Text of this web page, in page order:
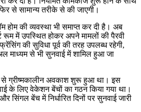
से सामान्य तरीके से की जाएगी।
होम की व्यवस्था भी समाप्त कर दी है। अब
रूम में उपस्थित होकर अपने मामलों की पैरवी
की सुविधा पूर्व की तरह उपलब्ध रहेगी,
माध्यम से भी सुनवाई में शामिल हुआ जा
से ग्रीष्मकालीन अवकाश शुरू हुआ था। इस
के लिए वेकेशन बेंचों का गठन किया गया था।
सिंगल बेंच में निर्धारित दिनों पर सुनवाई जारी